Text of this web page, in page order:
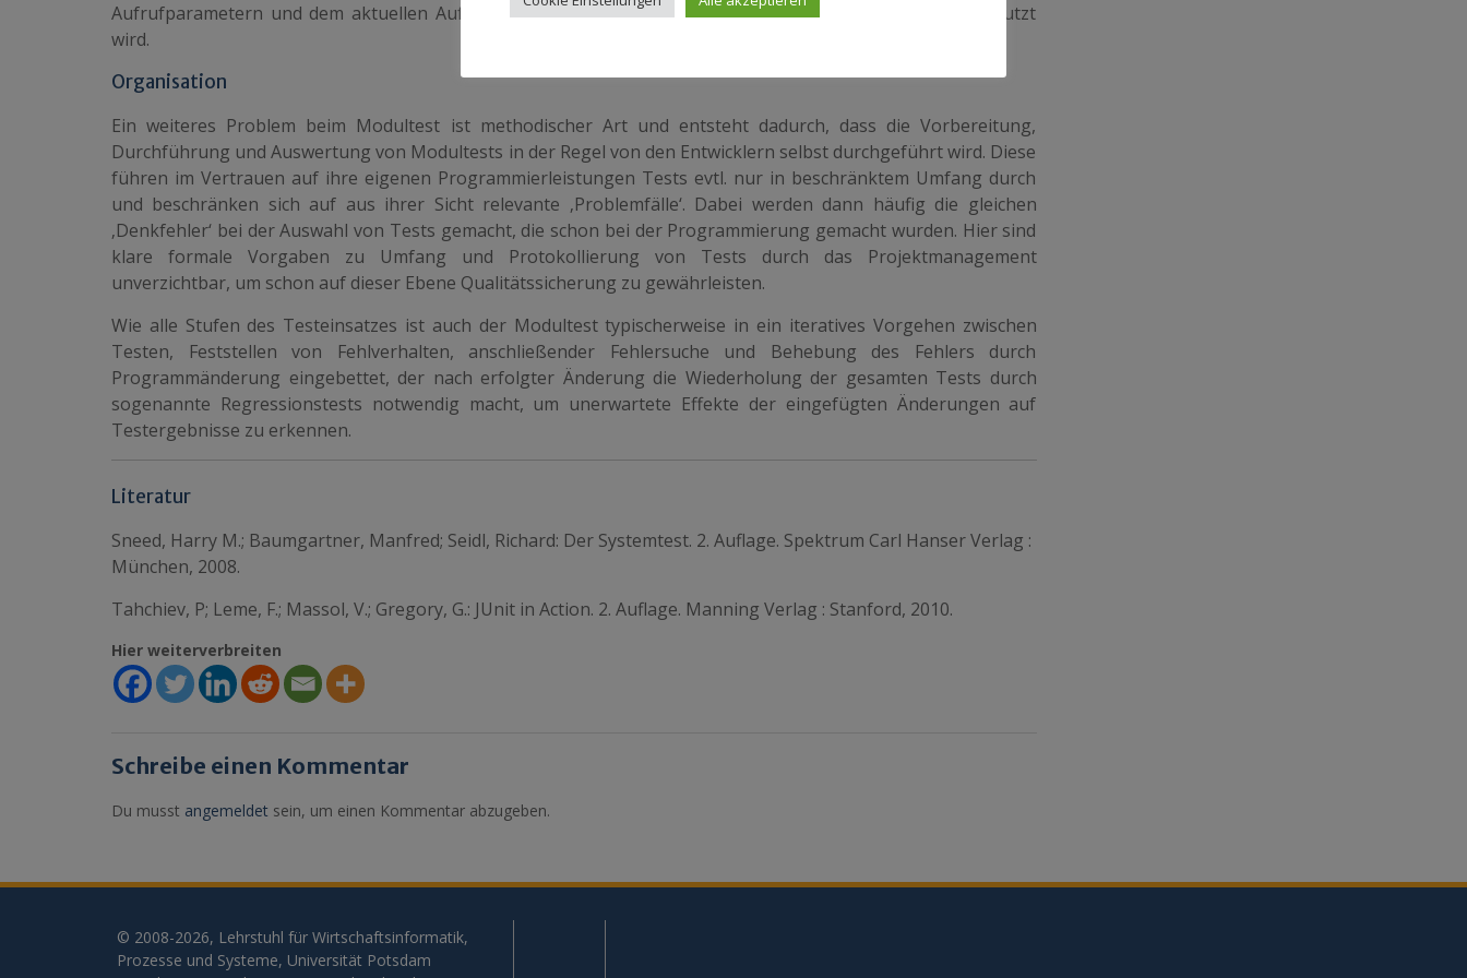
Aufrufparametern und dem aktuellen Aufruf möglichst realistisch überprüfen, ob ein Modul korrekt genutzt
wird.
Organisation
Ein weiteres Problem beim Modultest ist methodischer Art und entsteht dadurch, dass die Vorbereitung,
Durchführung und Auswertung von Modultests in der Regel von den Entwicklern selbst durchgeführt wird. Diese
führen im Vertrauen auf ihre eigenen Programmierleistungen Tests evtl. nur in beschränktem Umfang durch
und beschränken sich auf aus ihrer Sicht relevante ‚Problemfälle‘. Dabei werden dann häufig die gleichen
‚Denkfehler‘ bei der Auswahl von Tests gemacht, die schon bei der Programmierung gemacht wurden. Hier sind
klare formale Vorgaben zu Umfang und Protokollierung von Tests durch das Projektmanagement
unverzichtbar, um schon auf dieser Ebene Qualitätssicherung zu gewährleisten.
Wie alle Stufen des Testeinsatzes ist auch der Modultest typischerweise in ein iteratives Vorgehen zwischen
Testen, Feststellen von Fehlverhalten, anschließender Fehlersuche und Behebung des Fehlers durch
Programmänderung eingebettet, der nach erfolgter Änderung die Wiederholung der gesamten Tests durch
sogenannte Regressionstests notwendig macht, um unerwartete Effekte der eingefügten Änderungen auf
Testergebnisse zu erkennen.
Literatur
Sneed, Harry M.; Baumgartner, Manfred; Seidl, Richard: Der Systemtest. 2. Auflage. Spektrum Carl Hanser Verlag :
München, 2008.
Tahchiev, P; Leme, F.; Massol, V.; Gregory, G.: JUnit in Action. 2. Auflage. Manning Verlag : Stanford, 2010.
Hier weiterverbreiten
Schreibe einen Kommentar
Du musst angemeldet sein, um einen Kommentar abzugeben.
© 2008-2026, Lehrstuhl für Wirtschaftsinformatik,
Prozesse und Systeme, Universität Potsdam